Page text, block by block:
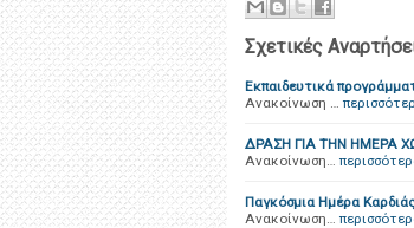
Σχετικές
Εκπαιδευτικά
Ανακοίνωση …
ΔΡΑΣΗ ΓΙΑ ΤΗΝ ΗΜΕΡΑ
Ανακοίνωση…
Παγκόσμια Ημέρα
Ανακοίνωση…